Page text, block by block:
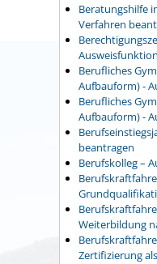
Beratungshilfe
Verfahren
Berufliches
Aufbauform) -
Berufliches
Aufbauform) -
beantragen
Berufskolleg –
Weiterbildung
Zertifizierung